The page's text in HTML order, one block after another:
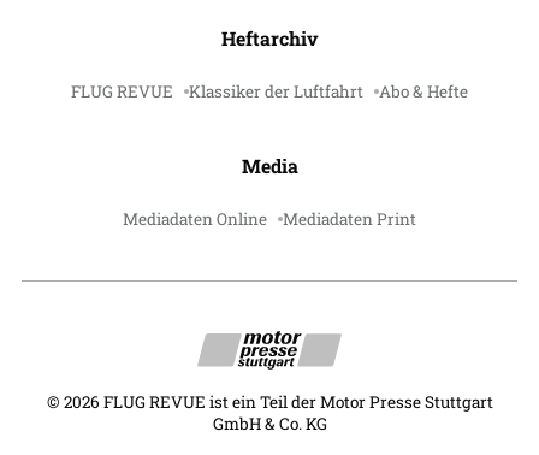
Heftarchiv
FLUG REVUE Klassiker der Luftfahrt Abo & Hefte
Media
Mediadaten Online Mediadaten Print
© 2026 FLUG REVUE ist ein Teil der Motor Presse Stuttgart
GmbH & Co. KG